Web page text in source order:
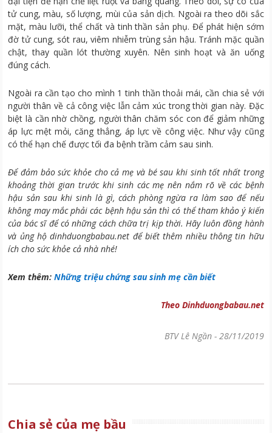
tử cung, màu, số lượng, mùi của sản dịch. Ngoài ra theo dõi sắc
mặt, màu lưỡi, thể chất và tinh thần sản phụ. Để phát hiện sớm
đờ tử cung, sót rau, viêm nhiễm trùng sản hậu. Tránh mặc quần
chật, thay quần lót thường xuyên. Nên sinh hoạt và ăn uống
đúng cách.
Ngoài ra cần tạo cho mình 1 tinh thần thoải mái, cần chia sẻ với
người thân về cả công việc lẫn cảm xúc trong thời gian này. Đặc
biệt là cần nhờ chồng, người thân chăm sóc con để giảm những
áp lực mệt mỏi, căng thẳng, áp lực về công việc. Như vậy cũng
có thể hạn chế được tối đa bệnh trầm cảm sau sinh.
Để đảm bảo sức khỏe cho cả mẹ và bé sau khi sinh tốt nhất trong
khoảng thời gian trước khi sinh các mẹ nên nắm rõ về các bệnh
hậu sản sau khi sinh là gì, cách phòng ngừa ra làm sao để nếu
không may mắc phải các bệnh hậu sản thì có thể tham khảo ý kiến
của bác sĩ để có những cách chữa trị kịp thời. Hãy luôn đồng hành
và ủng hộ dinhduongbabau.net để biết thêm nhiều thông tin hữu
ích cho sức khỏe cả nhà nhé!
Xem thêm:Những triệu chứng sau sinh mẹ cần biết
Theo Dinhduongbabau.net
BTV Lê Ngần- 28/11/2019
Chia sẻ của mẹ bầu